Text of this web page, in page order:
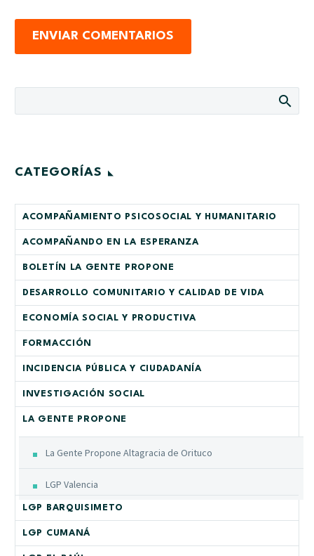
ENVIAR COMENTARIOS
CATEGORÍAS
ACOMPAÑAMIENTO PSICOSOCIAL Y HUMANITARIO
ACOMPAÑANDO EN LA ESPERANZA
BOLETÍN LA GENTE PROPONE
DESARROLLO COMUNITARIO Y CALIDAD DE VIDA
ECONOMÍA SOCIAL Y PRODUCTIVA
FORMACCIÓN
INCIDENCIA PÚBLICA Y CIUDADANÍA
INVESTIGACIÓN SOCIAL
LA GENTE PROPONE
La Gente Propone Altagracia de Orituco
LGP Valencia
LGP BARQUISIMETO
LGP CUMANÁ